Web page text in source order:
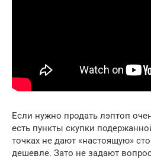
Если нужно продать лэптоп
есть пункты скупки
точках не дают «настоящую»
дешевле. Зато не задают